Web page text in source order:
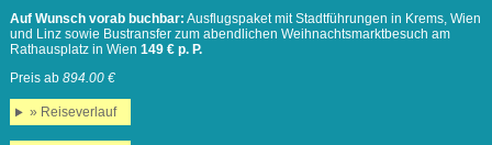
Auf Wunsch vorab buchbar: Ausflugspaket mit Stadtführungen in Krems, Wien
und Linz sowie Bustransfer zum abendlichen Weihnachtsmarktbesuch am
Rathausplatz in Wien 149 € p. P.
Preis ab 894.00 €
» Reiseverlauf